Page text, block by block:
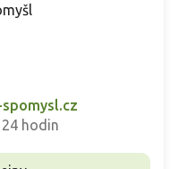
hodin